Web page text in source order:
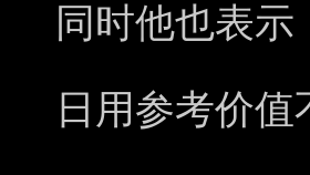
同时他也表
日用参考价